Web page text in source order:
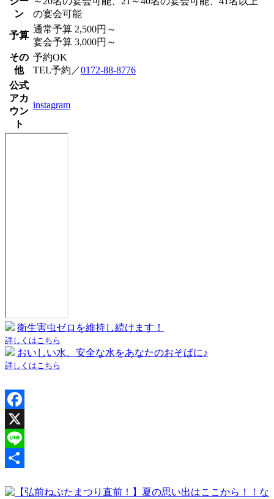
ン
の宴会可能
予算
通常予算 2,500円～
宴会予算 3,000円～
その
他
予約OK
TEL予約／0172-88-8776
公式
アカ
ウン
ト
instagram
衛生害虫ゼロを維持し続けます！
詳しくはこちら
おいしい水、安全な水をあなたのおそばに♪
詳しくはこちら